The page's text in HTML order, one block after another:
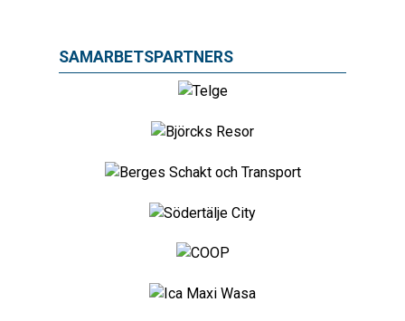
SAMARBETSPARTNERS